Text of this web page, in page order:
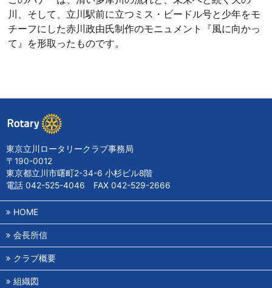
川、そして、立川駅前に立つミス・ビードル号と少年をモ
チーフにした赤川政由氏制作のモニュメント『風に向かっ
て』を形取ったものです。
東京立川ロータリークラブ事務局
〒190-0012
東京都立川市曙町2-34-6 小杉ビル8階
電話 042-525-4046 FAX 042-529-2666
HOME
会長所信
クラブ概要
組織図